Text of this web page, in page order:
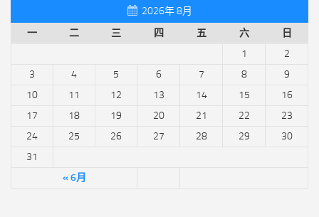
2026年 8月
一
二 三 四 五 六 日
« 6月
1
2
3
4 5 6 7 8
9
10
11 12 13 14 15
16
17
18 19 20 21 22
23
24
25 26 27 28 29
30
31